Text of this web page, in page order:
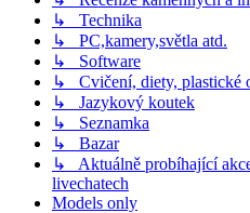
↳ Technika
↳ PC,kamery,světla atd.
↳ Software
↳ Cvičení, diety, plastické
↳ Jazykový koutek
↳ Seznamka
↳ Bazar
↳ Aktuálně probíhající
livechatech
Models only